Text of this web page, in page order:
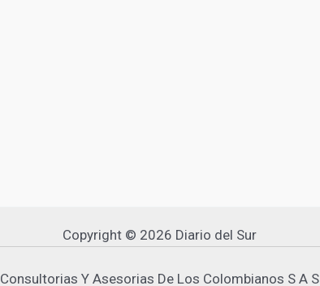
Copyright © 2026 Diario del Sur
Consultorias Y Asesorias De Los Colombianos S A S